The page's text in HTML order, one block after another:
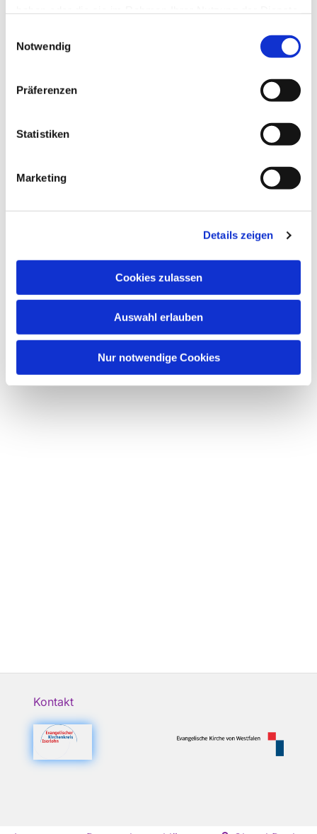
Notwendig
Präferenzen
Statistiken
Marketing
Details zeigen
Cookies zulassen
Auswahl erlauben
Nur notwendige Cookies
Dies könnte Sie auch
interessieren
Kontakt